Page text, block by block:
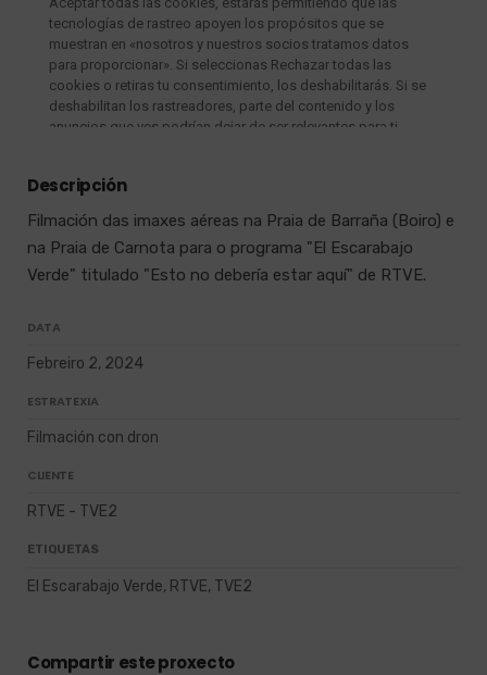
Descripción
Filmación das imaxes aéreas na Praia de Barraña (Boiro) e
na Praia de Carnota para o programa "El Escarabajo
Verde" titulado "Esto no debería estar aquí" de RTVE.
DATA
Febreiro 2, 2024
ESTRATEXIA
Filmación con dron
CLIENTE
RTVE - TVE2
ETIQUETAS
El Escarabajo Verde, RTVE, TVE2
Compartir este proxecto